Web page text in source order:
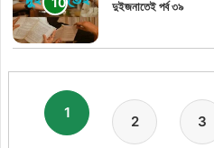
দুইজনাতেই পর্ব ৩৯
1
2 3